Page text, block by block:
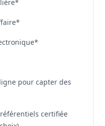
pour capter des
certifiée